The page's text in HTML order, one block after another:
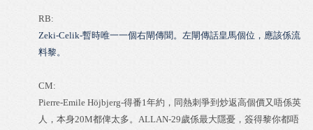
RB:
Zeki-Celik-暫時唯一一個右閘傳聞。左閘傳話皇馬個位，應該係流
料黎。
CM:
Pierre-Emile Höjbjerg-得番1年約，同熱刺爭到炒返高個價又唔係英
人，本身20M都俾太多。 ALLAN-29歲係最大隱憂，簽得黎你都唔